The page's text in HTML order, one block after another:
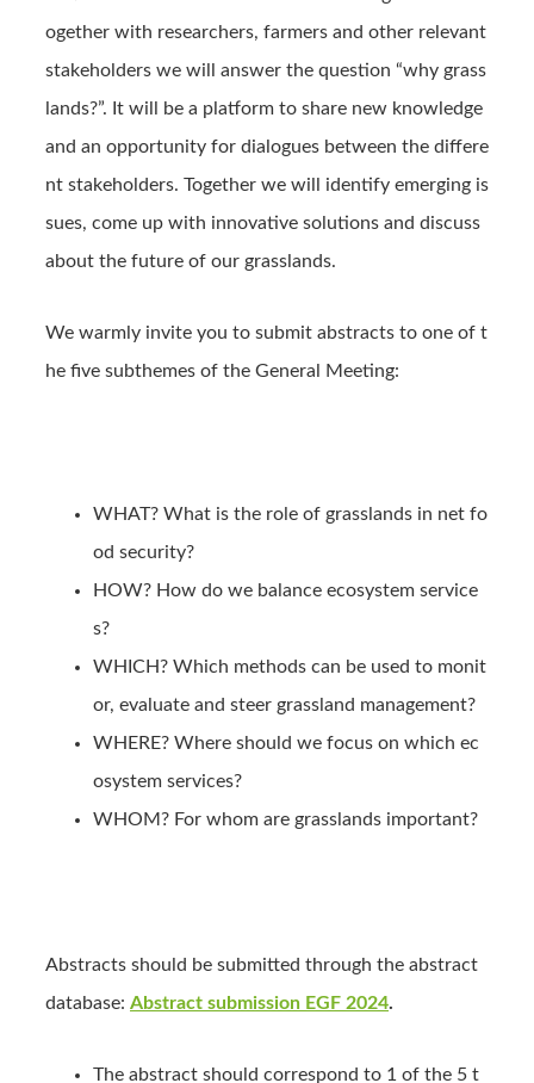
ogether with researchers, farmers and other relevant
stakeholders we will answer the question “why grass
lands?”. It will be a platform to share new knowledge
and an opportunity for dialogues between the differe
nt stakeholders. Together we will identify emerging is
sues, come up with innovative solutions and discuss
about the future of our grasslands.
We warmly invite you to submit abstracts to one of t
he five subthemes of the General Meeting:
WHAT? What is the role of grasslands in net fo
od security?
HOW? How do we balance ecosystem service
s?
WHICH? Which methods can be used to monit
or, evaluate and steer grassland management?
WHERE? Where should we focus on which ec
osystem services?
WHOM? For whom are grasslands important?
Abstracts should be submitted through the abstract
database: Abstract submission EGF 2024.
The abstract should correspond to 1 of the 5 t